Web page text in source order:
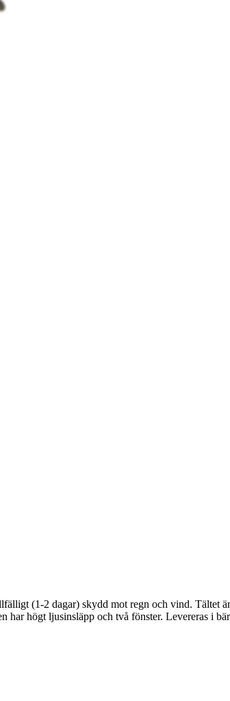
(1-2 dagar) skydd mot regn och vind. Tältet
har högt ljusinsläpp och två fönster. Levereras i